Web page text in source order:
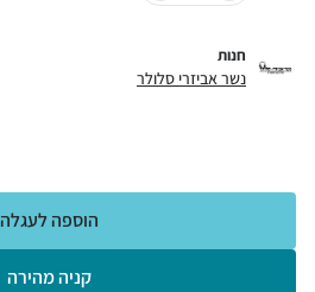
חנות
נשר אביזרי סלולר
קניה מהירה
הוספה לעגלה